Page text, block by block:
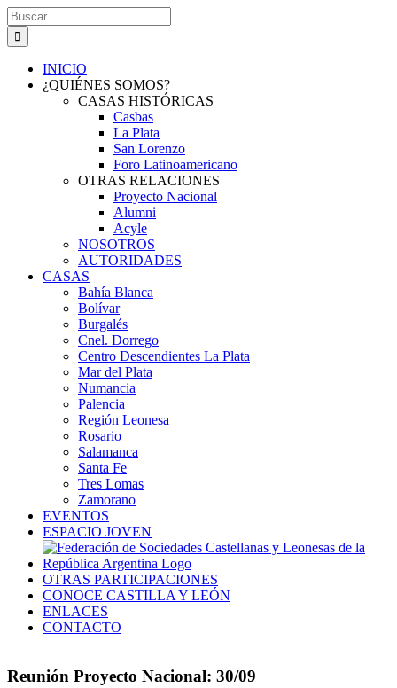
Saltar
al
contenido
Buscar:
INICIO
¿QUIÉNES SOMOS?
CASAS HISTÓRICAS
Casbas
La Plata
San Lorenzo
Foro Latinoamericano
OTRAS RELACIONES
Proyecto Nacional
Alumni
Acyle
NOSOTROS
AUTORIDADES
CASAS
Bahía Blanca
Bolívar
Burgalés
Cnel. Dorrego
Centro Descendientes La Plata
Mar del Plata
Numancia
Palencia
Región Leonesa
Rosario
Salamanca
Santa Fe
Tres Lomas
Zamorano
EVENTOS
ESPACIO JOVEN
OTRAS PARTICIPACIONES
CONOCE CASTILLA Y LEÓN
ENLACES
CONTACTO
Reunión Proyecto Nacional: 30/09